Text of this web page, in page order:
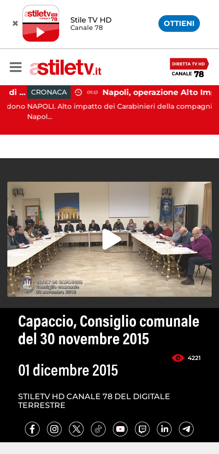
Stile TV HD
Canale 78 OTTIENI
Aversa, abbandono illecito di rifiuti: uomo sorpreso dai carabinieri CRONACA 09:13
NAPOLI. Alto impatto dei Carabinieri della compagnia di
Napol...
Capaccio, Consiglio comunale
del 30 novembre 2015
4221
01 dicembre 2015
STILETV HD CANALE 78 DEL DIGITALE
TERRESTRE